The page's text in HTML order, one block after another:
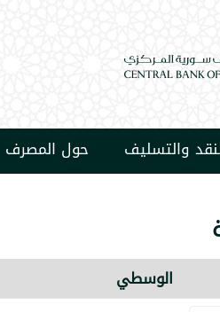
والتسليف حول المصرف
الوسطي